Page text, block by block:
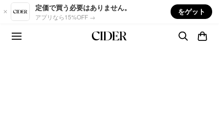
Skip to main content
定価で買う必要はありません。
アプリなら15%OFF →
をゲット